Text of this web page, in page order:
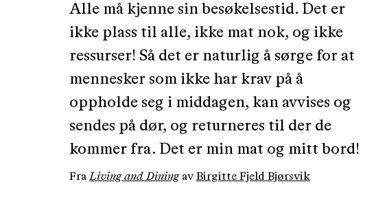
Alle må kjenne sin besøkelsestid. Det er
ikke plass til alle, ikke mat nok, og ikke
ressurser! Så det er naturlig å sørge for at
mennesker som ikke har krav på å
oppholde seg i middagen, kan avvises og
sendes på dør, og returneres til der de
kommer fra. Det er min mat og mitt bord!
Fra Living and Diningav Birgitte Fjeld Bjørsvik